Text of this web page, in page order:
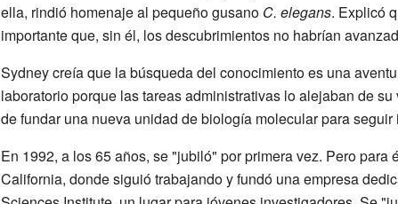
ella, rindió homenaje al pequeño gusano C. elegans. Explicó
importante que, sin él, los descubrimientos no habrían
Sydney creía que la búsqueda del conocimiento es una
laboratorio porque las tareas administrativas lo alejaban de
de fundar una nueva unidad de biología molecular para seguir
En 1992, a los 65 años, se "jubiló" por primera vez. Pero
California, donde siguió trabajando y fundó una empresa